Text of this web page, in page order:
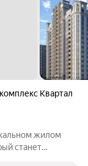
Квартал
жилом
станет